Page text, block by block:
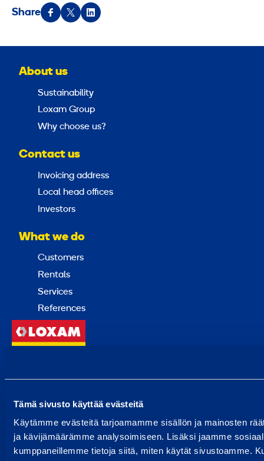
Tämä sivusto käyttää evästeitä
Käytämme evästeitä tarjoamamme sisällön ja mainosten
ja kävijämäärämme analysoimiseen. Lisäksi jaamme
kumppaneillemme tietoja siitä, miten käytät sivustoamme.
Share
About us
Sustainability
Loxam Group
Why choose us?
Contact us
Invoicing address
Local head offices
Investors
What we do
Customers
Rentals
Services
References
© 2024 Ramirent
Choose a country